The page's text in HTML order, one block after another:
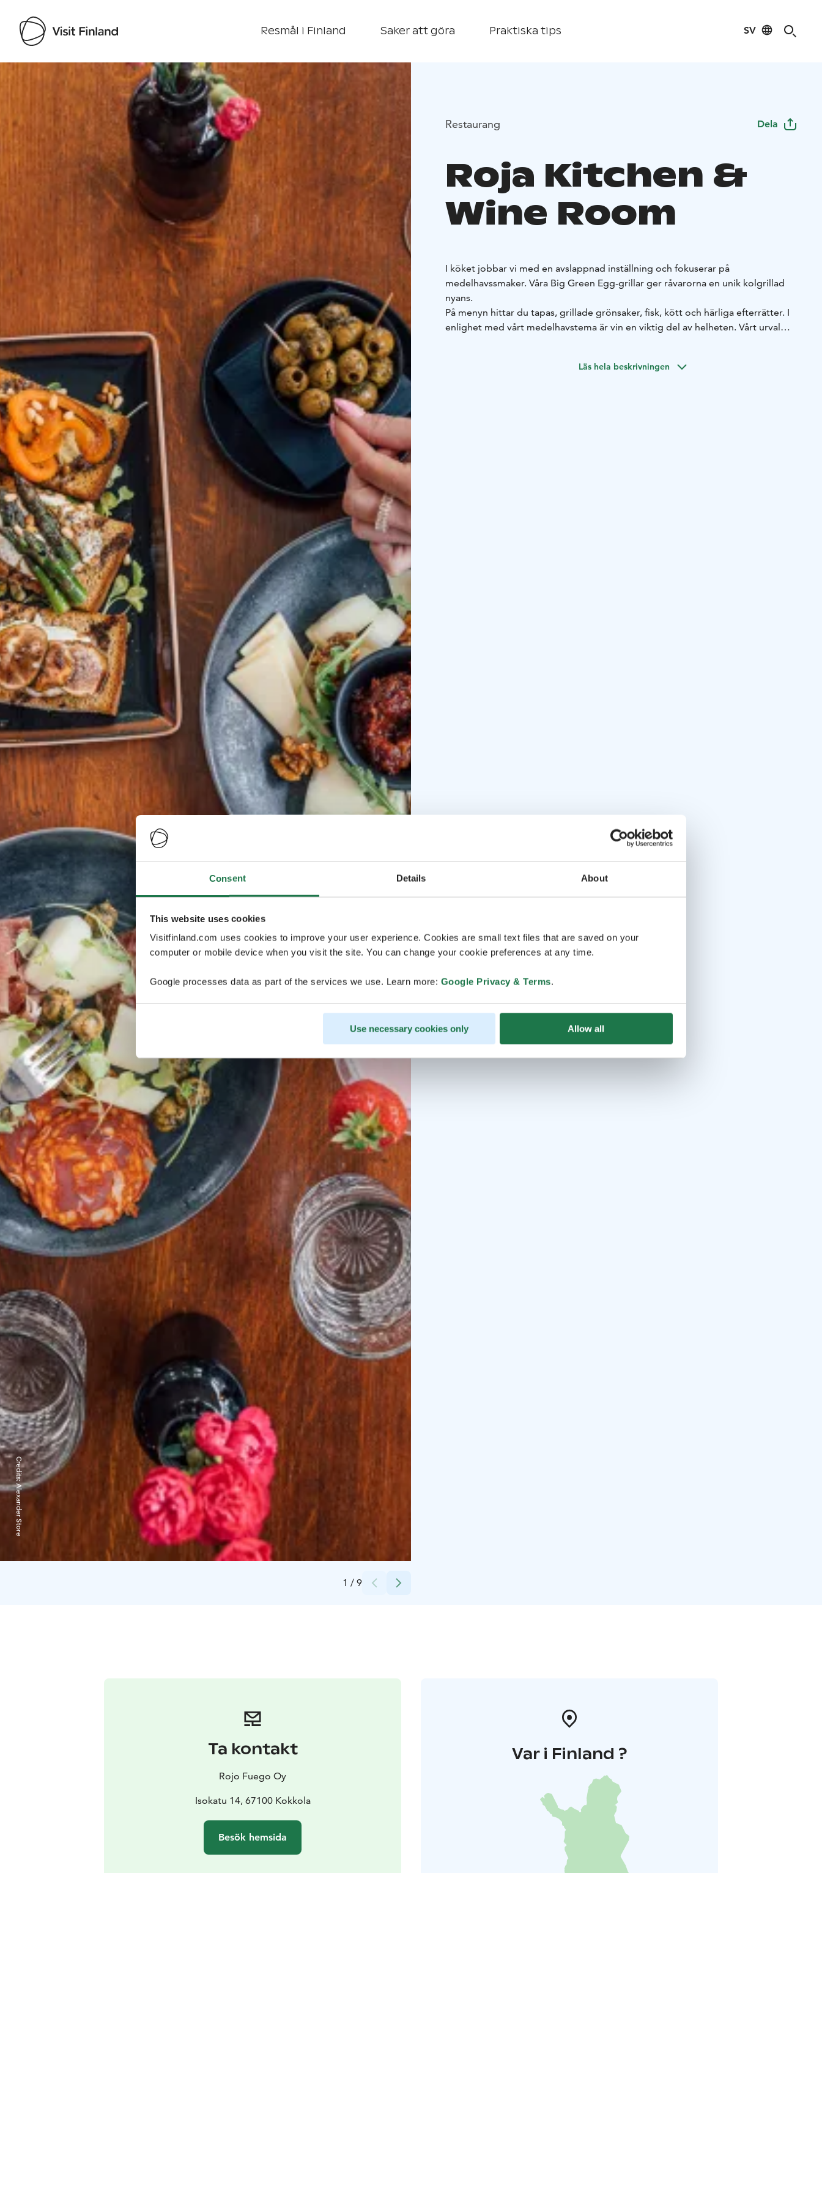
Consent Details About
This website uses cookies
Visitfinland.com uses cookies to improve your user experience. Cookies are small text files that are saved on your
computer or mobile device when you visit the site. You can change your cookie preferences at any time.
Google processes data as part of the services we use. Learn more: Google Privacy & Terms.
Use necessary cookies only Allow all
Resmål i Finland Saker att göra Praktiska tips SV
Visit Finland
1 / 9
Credits:
Alexander Store
Restaurang Dela
Roja Kitchen &
Wine Room
I köket jobbar vi med en avslappnad inställning och fokuserar på
medelhavssmaker. Våra Big Green Egg-grillar ger råvarorna en unik kolgrillad
nyans.
På menyn hittar du tapas, grillade grönsaker, fisk, kött och härliga efterrätter. I
enlighet med vårt medelhavstema är vin en viktig del av helheten. Vårt urval
Läs hela beskrivningen
Ta kontakt
Rojo Fuego Oy
Isokatu 14, 67100 Kokkola
Besök hemsida
Var i Finland ?